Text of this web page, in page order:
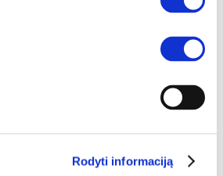
Rodyti informaciją
Skirtumas tarp užsakomų ir sandėlyje